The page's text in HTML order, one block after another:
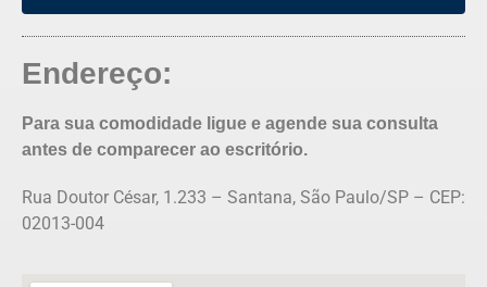
Endereço:
Para sua comodidade ligue e agende sua consulta
antes de comparecer ao escritório.
Rua Doutor César, 1.233 – Santana, São Paulo/SP – CEP:
02013-004